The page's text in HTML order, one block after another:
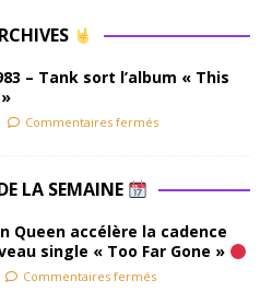
– Tank sort l’album « This
Commentaires fermés
LA SEMAINE
Queen accélère la cadence
single « Too Far Gone »
Commentaires fermés